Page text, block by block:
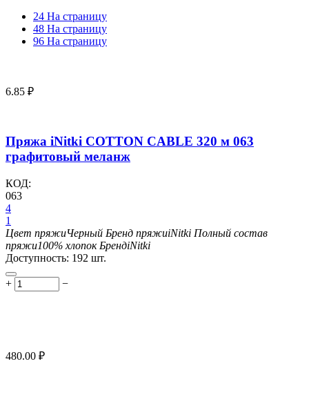
24 На страницу
48 На страницу
96 На страницу
6.85 ₽
Пряжа iNitki COTTON CABLE 320 м 063
графитовый меланж
КОД:
063
4
1
Цвет пряжиЧерный Бренд пряжиiNitki Полный состав
пряжи100% хлопок БрендiNitki
Доступность: 192 шт.
+ −
480.00 ₽